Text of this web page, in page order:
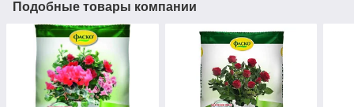
Подобные товары компании